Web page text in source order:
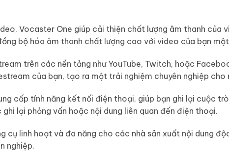
Vocaster One giúp cải thiện chất lượng âm thanh của
bộ hóa âm thanh chất lượng cao với video của bạn
trên các nền tảng như YouTube, Twitch, hoặc
của bạn, tạo ra một trải nghiệm chuyên nghiệp cho
cấp tính năng kết nối điện thoại, giúp bạn ghi lại cuộc
lại phỏng vấn hoặc nội dung liên quan đến điện thoại.
cụ linh hoạt và đa năng cho các nhà sản xuất nội dung
nghiệp.